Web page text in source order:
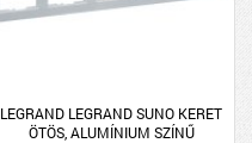
LEGRAND LEGRAND SUNO KERET
ÖTÖS, ALUMÍNIUM SZÍNŰ